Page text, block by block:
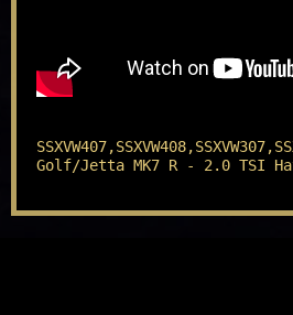
Golf/Jetta MK7 R - 2.0 TSI